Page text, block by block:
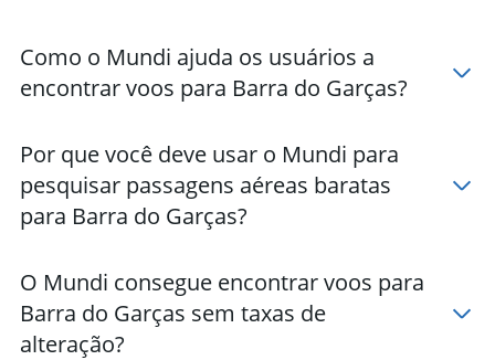
Como o Mundi ajuda os usuários a
encontrar voos para Barra do Garças?
Por que você deve usar o Mundi para
pesquisar passagens aéreas baratas
para Barra do Garças?
O Mundi consegue encontrar voos para
Barra do Garças sem taxas de
alteração?